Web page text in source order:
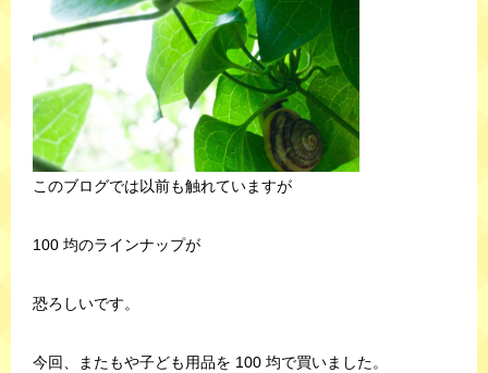
このブログでは以前も触れていますが
100 均のラインナップが
恐ろしいです。
今回、またもや子ども用品を 100 均で買いました。